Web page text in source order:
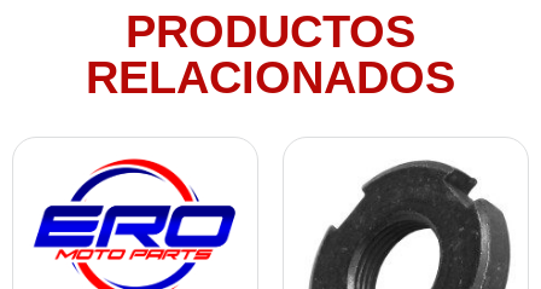
PRODUCTOS
RELACIONADOS